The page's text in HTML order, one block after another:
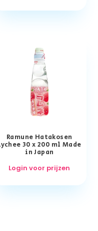
Ramune Hatakosen
30 x 200 ml Made
in Japan
Login voor prijzen